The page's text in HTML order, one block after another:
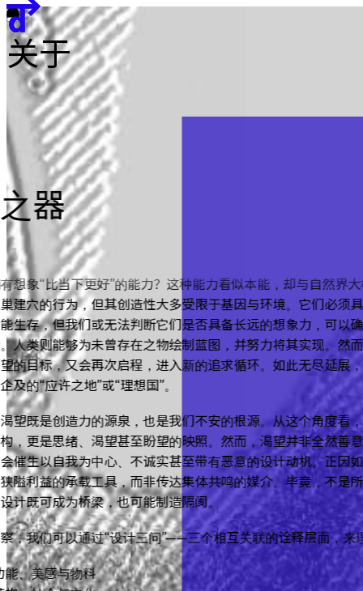
團隊
贊助單位
EN
展览地图
关于
器
想象“比当下更好”的能力？这种能力看似本能，却与自然界
建穴的行为，但其创造性大多受限于基因与环境。它们必须
生存，但我们或无法判断它们是否具备长远的想象力，可以
人类则能够为未曾存在之物绘制蓝图，并努力将其实现。然
的目标，又会再次启程，进入新的追求循环。如此无尽延展
及的“应许之地”或“理想国”。
望既是创造力的源泉，也是我们不安的根源。从这个角度看
，更是思绪、渴望甚至盼望的映照。然而，渴望并非全然善
催生以自我为中心、不诚实甚至带有恶意的设计动机。正因
隘利益的承载工具，而非传达集体共鸣的媒介。毕竟，不是
计既可成为桥梁，也可能制造隔阂。
，我们可以通过“设计三问”——三个相互关联的诠释层面，来
、美感与物料